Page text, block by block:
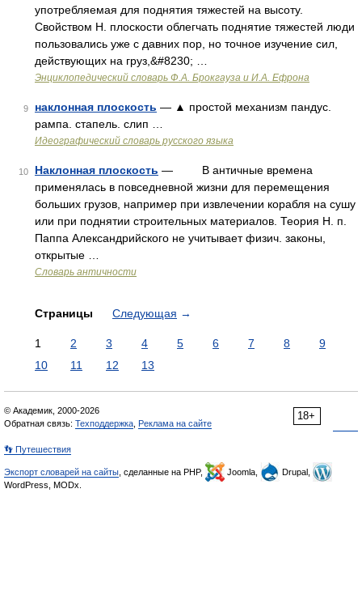
употребляемая для поднятия тяжестей на высоту.
Свойством Н. плоскости облегчать поднятие тяжестей люди
пользовались уже с давних пор, но точное изучение сил,
действующих на груз,&#8230; …
Энциклопедический словарь Ф.А. Брокгауза и И.А. Ефрона
9 наклонная плоскость — ▲ простой механизм пандус.
рампа. стапель. слип …
Идеографический словарь русского языка
10 Наклонная плоскость — В античные времена
применялась в повседневной жизни для перемещения
больших грузов, например при извлечении корабля на сушу
или при поднятии строительных материалов. Теория Н. п.
Паппа Александрийского не учитывает физич. законы,
открытые …
Словарь античности
Страницы Следующая →
1 2 3 4 5 6 7 8
9
10
11 12 13
18+
© Академик, 2000-2026
Обратная связь: Техподдержка Реклама на сайте
👣 Путешествия
Экспорт словарей на сайты , сделанные на PHP, Joomla,
Drupal,
WordPress, MODx.